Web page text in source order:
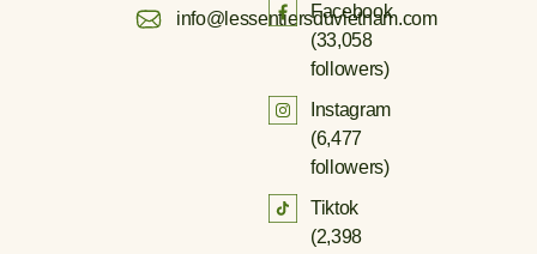
info@lessentiersduvietnam.com
Facebook
(33,058
followers)
Instagram
(6,477
followers)
Tiktok
(2,398